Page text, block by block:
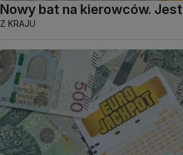
Nowy bat na kierowców.
Z KRAJU